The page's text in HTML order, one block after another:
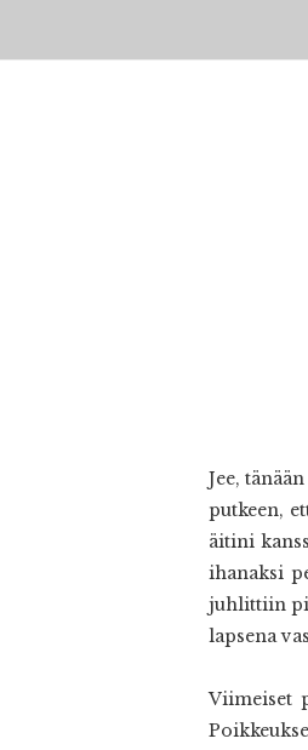
Jee,
putkeen,
äitini
ihanaksi
juhlittiin
lapsena
Viimeiset